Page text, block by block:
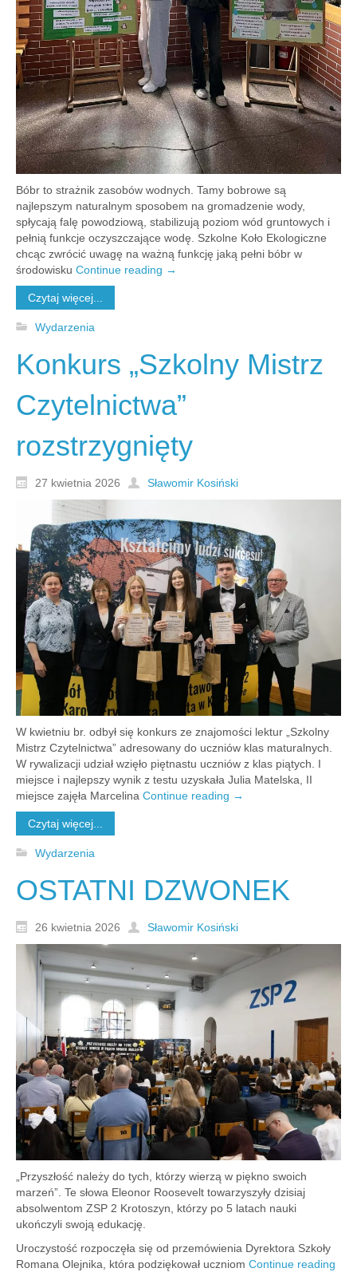
Bóbr to strażnik zasobów wodnych. Tamy bobrowe są
najlepszym naturalnym sposobem na gromadzenie wody,
spłycają falę powodziową, stabilizują poziom wód gruntowych i
pełnią funkcje oczyszczające wodę. Szkolne Koło Ekologiczne
chcąc zwrócić uwagę na ważną funkcję jaką pełni bóbr w
środowisku Continue reading →
Czytaj więcej...
Wydarzenia
Konkurs „Szkolny Mistrz
Czytelnictwa”
rozstrzygnięty
27 kwietnia 2026 Sławomir Kosiński
W kwietniu br. odbył się konkurs ze znajomości lektur „Szkolny
Mistrz Czytelnictwa” adresowany do uczniów klas maturalnych.
W rywalizacji udział wzięło piętnastu uczniów z klas piątych. I
miejsce i najlepszy wynik z testu uzyskała Julia Matelska, II
miejsce zajęła Marcelina Continue reading →
Czytaj więcej...
Wydarzenia
OSTATNI DZWONEK
26 kwietnia 2026 Sławomir Kosiński
„Przyszłość należy do tych, którzy wierzą w piękno swoich
marzeń”. Te słowa Eleonor Roosevelt towarzyszyły dzisiaj
absolwentom ZSP 2 Krotoszyn, którzy po 5 latach nauki
ukończyli swoją edukację.
Uroczystość rozpoczęła się od przemówienia Dyrektora Szkoły
Romana Olejnika, która podziękował uczniom Continue reading